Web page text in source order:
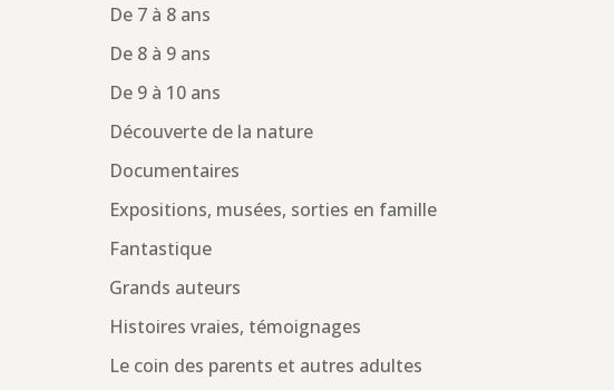
De 7 à 8 ans
De 8 à 9 ans
De 9 à 10 ans
Découverte de la nature
Documentaires
Expositions, musées, sorties en famille
Fantastique
Grands auteurs
Histoires vraies, témoignages
Le coin des parents et autres adultes